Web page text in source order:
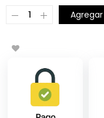
Agregar